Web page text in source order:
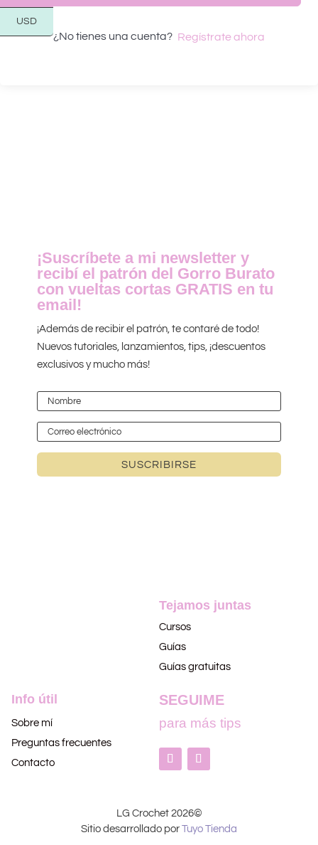
¿No tienes una cuenta? Regístrate ahora
¡Suscríbete a mi newsletter y
recibí el patrón del Gorro Burato
con vueltas cortas GRATIS en tu
email!
¡Además de recibir el patrón, te contaré de todo!
Nuevos tutoriales, lanzamientos, tips, ¡descuentos
exclusivos y mucho más!
SUSCRIBIRSE
Tejamos juntas
Cursos
Guías
Guías gratuitas
Info útil
Sobre mí
Preguntas frecuentes
Contacto
SEGUIME
para más tips
LG Crochet 2026©
Sitio desarrollado por Tuyo Tienda
USD